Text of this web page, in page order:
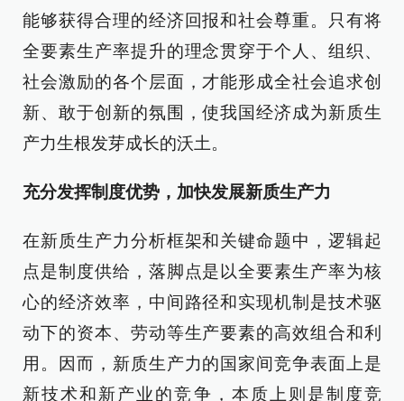
能够获得合理的经济回报和社会尊重。只有将
全要素生产率提升的理念贯穿于个人、组织、
社会激励的各个层面，才能形成全社会追求创
新、敢于创新的氛围，使我国经济成为新质生
产力生根发芽成长的沃土。
充分发挥制度优势，加快发展新质生产力
在新质生产力分析框架和关键命题中，逻辑起
点是制度供给，落脚点是以全要素生产率为核
心的经济效率，中间路径和实现机制是技术驱
动下的资本、劳动等生产要素的高效组合和利
用。因而，新质生产力的国家间竞争表面上是
新技术和新产业的竞争，本质上则是制度竞